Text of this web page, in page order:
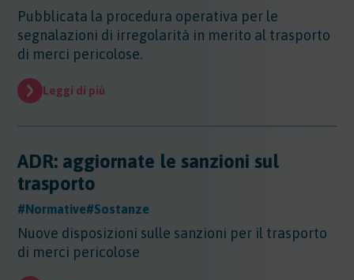
Regioni - Veneto
Pubblicata la procedura operativa per le
segnalazioni di irregolarità in merito al trasporto
di merci pericolose.
Leggi di più
ADR: aggiornate le sanzioni sul
trasporto
#Normative#Sostanze
Nuove disposizioni sulle sanzioni per il trasporto
di merci pericolose